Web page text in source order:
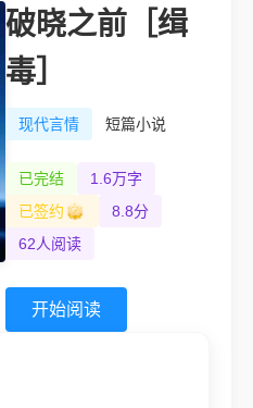
破晓之前［缉
毒］
现代言情 短篇小说
已完结
1.6万字
已签约
8.8分
62人阅读
开始阅读